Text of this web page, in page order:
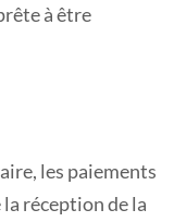
à être
les paiements
réception de la